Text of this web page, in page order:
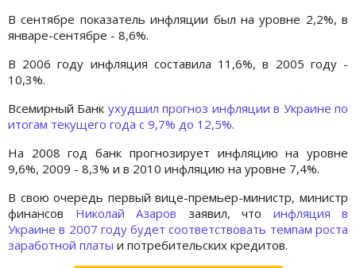
В сентябре показатель инфляции был на уровне 2,2%, в
январе-сентябре - 8,6%.
В 2006 году инфляция составила 11,6%, в 2005 году -
10,3%.
Всемирный Банк ухудшил прогноз инфляции в Украине по
итогам текущего года с 9,7% до 12,5%.
На 2008 год банк прогнозирует инфляцию на уровне
9,6%, 2009 - 8,3% и в 2010 инфляцию на уровне 7,4%.
В свою очередь первый вице-премьер-министр, министр
финансов Николай Азаров заявил, что инфляция в
Украине в 2007 году будет соответствовать темпам роста
заработной платы и потребительских кредитов.